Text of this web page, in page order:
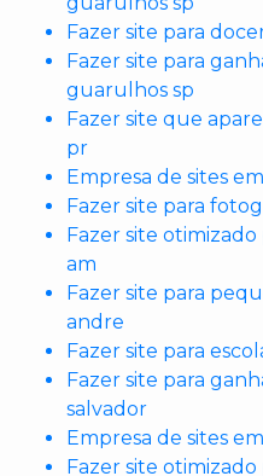
Fazer site para
Fazer site para
guarulhos sp
Fazer site que
pr
Empresa de sites
Fazer site para
Fazer site
am
Fazer site para
andre
Fazer site para
Fazer site para
salvador
Empresa de sites
Fazer site